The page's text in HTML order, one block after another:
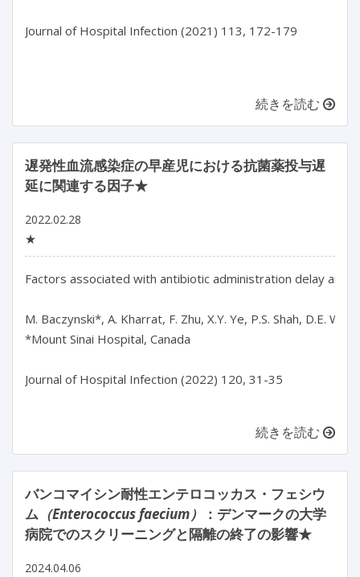
Journal of Hospital Infection (2021) 113, 172-179
続きを読む
遅発性血流感染症の早産児における抗菌薬投与遅
延に関連する因子★
2022.02.28
★
Factors associated with antibiotic administration delay
M. Baczynski*, A. Kharrat, F. Zhu, X.Y. Ye, P.S. Shah, D.E.
*Mount Sinai Hospital, Canada
Journal of Hospital Infection (2022) 120, 31-35
続きを読む
バンコマイシン耐性エンテロコッカス・フェシウ
ム （Enterococcus faecium）
：デンマークの大学
病院でのスクリーニングと隔離の終了の影響★
2024.04.06